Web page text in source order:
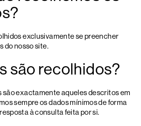
exclusivamente se preencher
do nosso site.
são recolhidos?
são exactamente aqueles descritos em
sempre os dados mínimos de forma
à consulta feita por si.